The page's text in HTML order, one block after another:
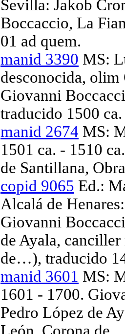
Sevilla: Jakob
Boccaccio, La
01 ad quem.
manid 3390 MS:
desconocida,
Giovanni
traducido 1500
manid 2674 MS:
1501 ca. - 1510
de Santillana,
copid 9065 Ed.:
Alcalá de
Giovanni
de Ayala,
de…), traducido
manid 3601 MS:
1601 - 1700.
Pedro López de